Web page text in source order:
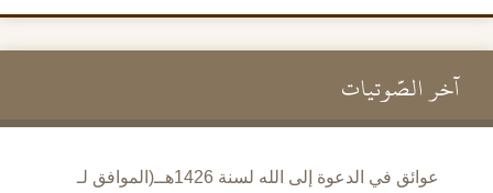
آخر الصَّوتيات
عوائق في الدعوة إلى الله لسنة 1426هــ(الموافق لـ